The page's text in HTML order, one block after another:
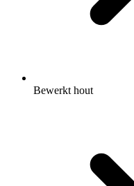
Bewerkt hout